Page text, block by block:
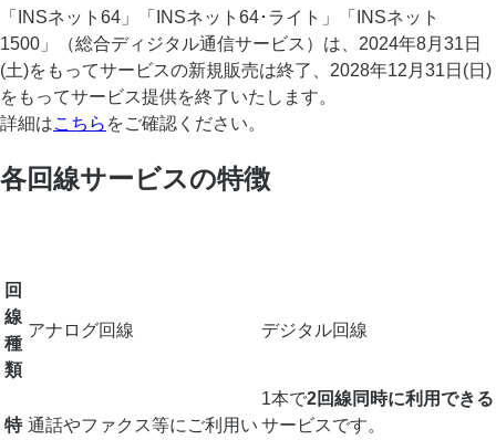
「INSネット64」「INSネット64･ライト」「INSネット
1500」（総合ディジタル通信サービス）は、2024年8月31日
(土)をもってサービスの新規販売は終了、2028年12月31日(日)
をもってサービス提供を終了いたします。
詳細はこちら をご確認ください。
各回線サービスの特徴
回
線
種
類
アナログ回線 デジタル回線
特 通話やファクス等にご利用い
1本で2回線同時に利用できる
サービスです。